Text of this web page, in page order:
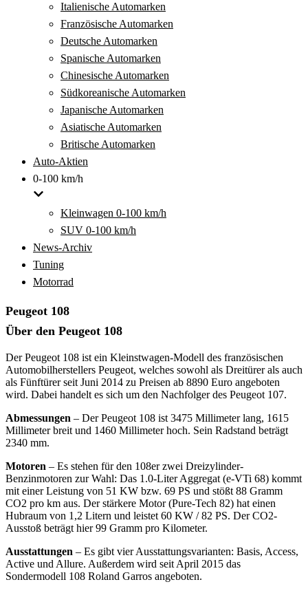
Italienische Automarken
Französische Automarken
Deutsche Automarken
Spanische Automarken
Chinesische Automarken
Südkoreanische Automarken
Japanische Automarken
Asiatische Automarken
Britische Automarken
Auto-Aktien
0-100 km/h
Kleinwagen 0-100 km/h
SUV 0-100 km/h
News-Archiv
Tuning
Motorrad
Peugeot 108
Über den Peugeot 108
Der Peugeot 108 ist ein Kleinstwagen-Modell des französischen
Automobilherstellers Peugeot, welches sowohl als Dreitürer als auch
als Fünftürer seit Juni 2014 zu Preisen ab 8890 Euro angeboten
wird. Dabei handelt es sich um den Nachfolger des Peugeot 107.
Abmessungen – Der Peugeot 108 ist 3475 Millimeter lang, 1615
Millimeter breit und 1460 Millimeter hoch. Sein Radstand beträgt
2340 mm.
Motoren – Es stehen für den 108er zwei Dreizylinder-
Benzinmotoren zur Wahl: Das 1.0-Liter Aggregat (e-VTi 68) kommt
mit einer Leistung von 51 KW bzw. 69 PS und stößt 88 Gramm
CO2 pro km aus. Der stärkere Motor (Pure-Tech 82) hat einen
Hubraum von 1,2 Litern und leistet 60 KW / 82 PS. Der CO2-
Ausstoß beträgt hier 99 Gramm pro Kilometer.
Ausstattungen – Es gibt vier Ausstattungsvarianten: Basis, Access,
Active und Allure. Außerdem wird seit April 2015 das
Sondermodell 108 Roland Garros angeboten.